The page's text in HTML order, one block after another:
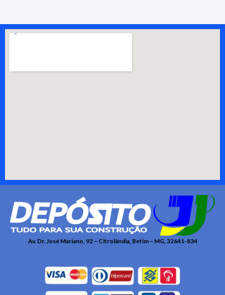
Av. Dr. José Mariano, 92 – Citrolândia, Betim – MG, 32641-834